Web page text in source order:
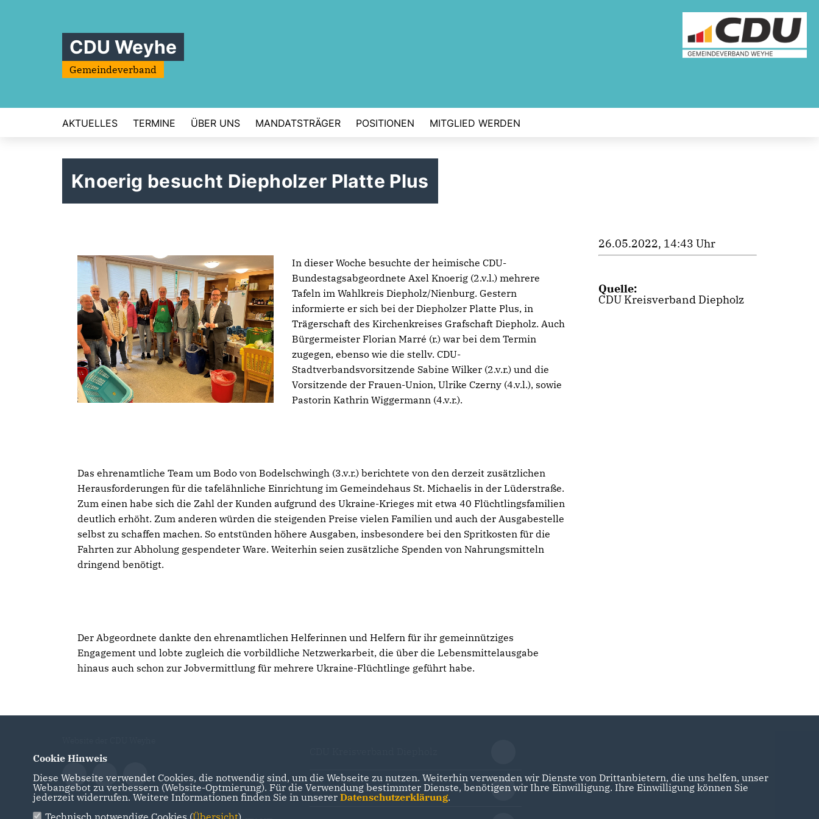
CDU Weyhe
Gemeindeverband
AKTUELLES TERMINE ÜBER UNS MANDATSTRÄGER POSITIONEN MITGLIED WERDEN
Knoerig besucht Diepholzer Platte Plus
In dieser Woche besuchte der heimische CDU-
Bundestagsabgeordnete Axel Knoerig (2.v.l.) mehrere
Tafeln im Wahlkreis Diepholz/Nienburg. Gestern
informierte er sich bei der Diepholzer Platte Plus, in
Trägerschaft des Kirchenkreises Grafschaft Diepholz. Auch
Bürgermeister Florian Marré (r.) war bei dem Termin
zugegen, ebenso wie die stellv. CDU-
Stadtverbandsvorsitzende Sabine Wilker (2.v.r.) und die
Vorsitzende der Frauen-Union, Ulrike Czerny (4.v.l.), sowie
Pastorin Kathrin Wiggermann (4.v.r.).
Das ehrenamtliche Team um Bodo von Bodelschwingh (3.v.r.) berichtete von den derzeit zusätzlichen
Herausforderungen für die tafelähnliche Einrichtung im Gemeindehaus St. Michaelis in der Lüderstraße.
Zum einen habe sich die Zahl der Kunden aufgrund des Ukraine-Krieges mit etwa 40 Flüchtlingsfamilien
deutlich erhöht. Zum anderen würden die steigenden Preise vielen Familien und auch der Ausgabestelle
selbst zu schaffen machen. So entstünden höhere Ausgaben, insbesondere bei den Spritkosten für die
Fahrten zur Abholung gespendeter Ware. Weiterhin seien zusätzliche Spenden von Nahrungsmitteln
dringend benötigt.
Der Abgeordnete dankte den ehrenamtlichen Helferinnen und Helfern für ihr gemeinnütziges
Engagement und lobte zugleich die vorbildliche Netzwerkarbeit, die über die Lebensmittelausgabe
hinaus auch schon zur Jobvermittlung für mehrere Ukraine-Flüchtlinge geführt habe.
26.05.2022, 14:43 Uhr
Quelle:
CDU Kreisverband Diepholz
CDU Niedersachsen
Cookie Hinweis
Diese Webseite verwendet Cookies, die notwendig sind, um die Webseite zu nutzen. Weiterhin verwenden wir Dienste von Drittanbietern, die uns helfen, unser
Webangebot zu verbessern (Website-Optmierung). Für die Verwendung bestimmter Dienste, benötigen wir Ihre Einwilligung. Ihre Einwilligung können Sie
jederzeit widerrufen. Weitere Informationen finden Sie in unserer Datenschutzerklärung.
Technisch notwendige Cookies (Übersicht)